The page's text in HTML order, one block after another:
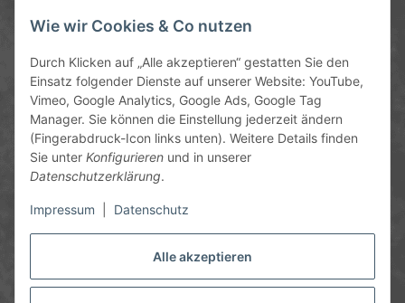
Alle akzeptieren
Wie wir Cookies & Co nutzen
Durch Klicken auf „Alle akzeptieren“ gestatten Sie den
Einsatz folgender Dienste auf unserer Website: YouTube,
Vimeo, Google Analytics, Google Ads, Google Tag
Manager. Sie können die Einstellung jederzeit ändern
(Fingerabdruck-Icon links unten). Weitere Details finden
Sie unter Konfigurieren und in unserer
Datenschutzerklärung.
Impressum Datenschutz
Service-Hotline
09372 / 70 80 90
Mo-Fr, 09:00-12:00 | 13:00-17:00 Uhr
Hinter den Straßenäckern 11-13
63906 Erlenbach
info@chemics.eu
Gesetzliche Informationen